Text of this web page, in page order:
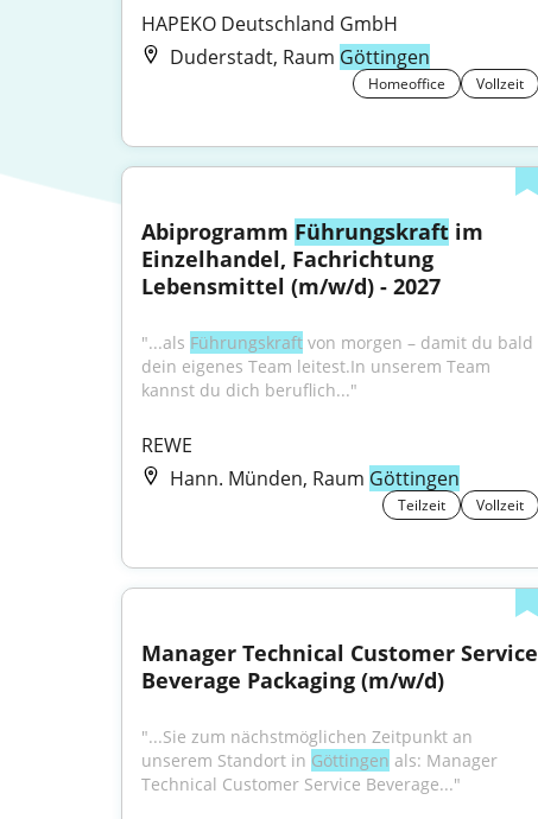
HAPEKO Deutschland GmbH
Duderstadt, Raum Göttingen
Homeoffice Vollzeit
Abiprogramm Führungskraft im
Einzelhandel, Fachrichtung
Lebensmittel (m/w/d) - 2027
"...als Führungskraft von morgen – damit du bald
dein eigenes Team leitest.In unserem Team
kannst du dich beruflich..."
REWE
Hann. Münden, Raum Göttingen
Teilzeit Vollzeit
Manager Technical Customer Service
Beverage Packaging (m/w/d)
"...Sie zum nächstmöglichen Zeitpunkt an
unserem Standort in Göttingen als: Manager
Technical Customer Service Beverage..."